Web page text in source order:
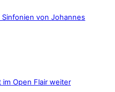
von Johannes